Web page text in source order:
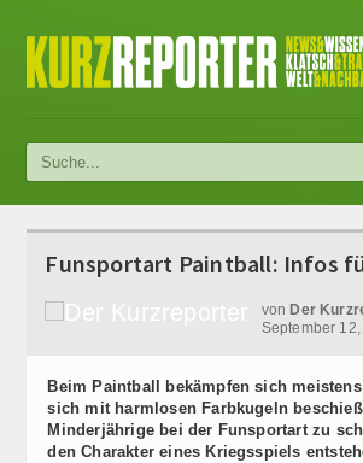
Funsportart Paintball: Infos
von Der
September
Beim Paintball bekämpfen sich
sich mit harmlosen Farbkugeln
Minderjährige bei der Funsportart zu
den Charakter eines Kriegsspiels